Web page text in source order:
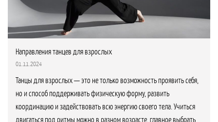
Направления танцев для взрослых
01.11.2024
Танцы для взрослых — это не только возможность проявить себя,
но и способ поддерживать физическую форму, развить
координацию и задействовать всю энергию своего тела. Учиться
двигаться под ритмы можно в разном возрасте, главное выбрать